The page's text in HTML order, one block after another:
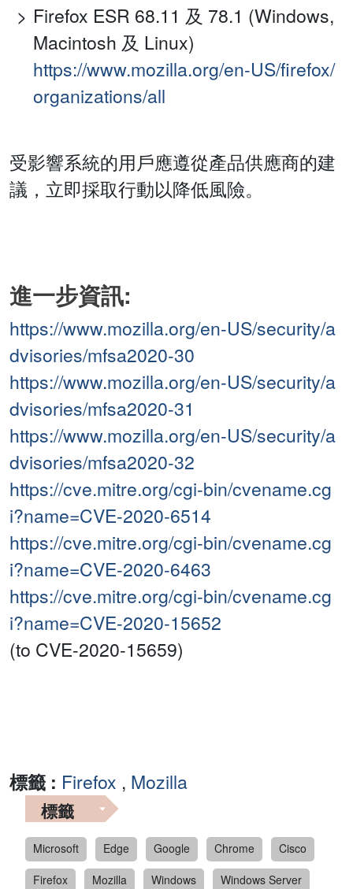
Firefox ESR 68.11 及 78.1 (Windows,
Macintosh 及 Linux)
https://www.mozilla.org/en-US/firefox/
organizations/all
受影響系統的用戶應遵從產品供應商的建
議，立即採取行動以降低風險。
進一步資訊:
https://www.mozilla.org/en-US/security/a
dvisories/mfsa2020-30
https://www.mozilla.org/en-US/security/a
dvisories/mfsa2020-31
https://www.mozilla.org/en-US/security/a
dvisories/mfsa2020-32
https://cve.mitre.org/cgi-bin/cvename.cg
i?name=CVE-2020-6514
https://cve.mitre.org/cgi-bin/cvename.cg
i?name=CVE-2020-6463
https://cve.mitre.org/cgi-bin/cvename.cg
i?name=CVE-2020-15652
(to CVE-2020-15659)
標籤 : Firefox , Mozilla
標籤
Microsoft Edge Google Chrome
Cisco
Firefox
Mozilla Windows
Windows Server